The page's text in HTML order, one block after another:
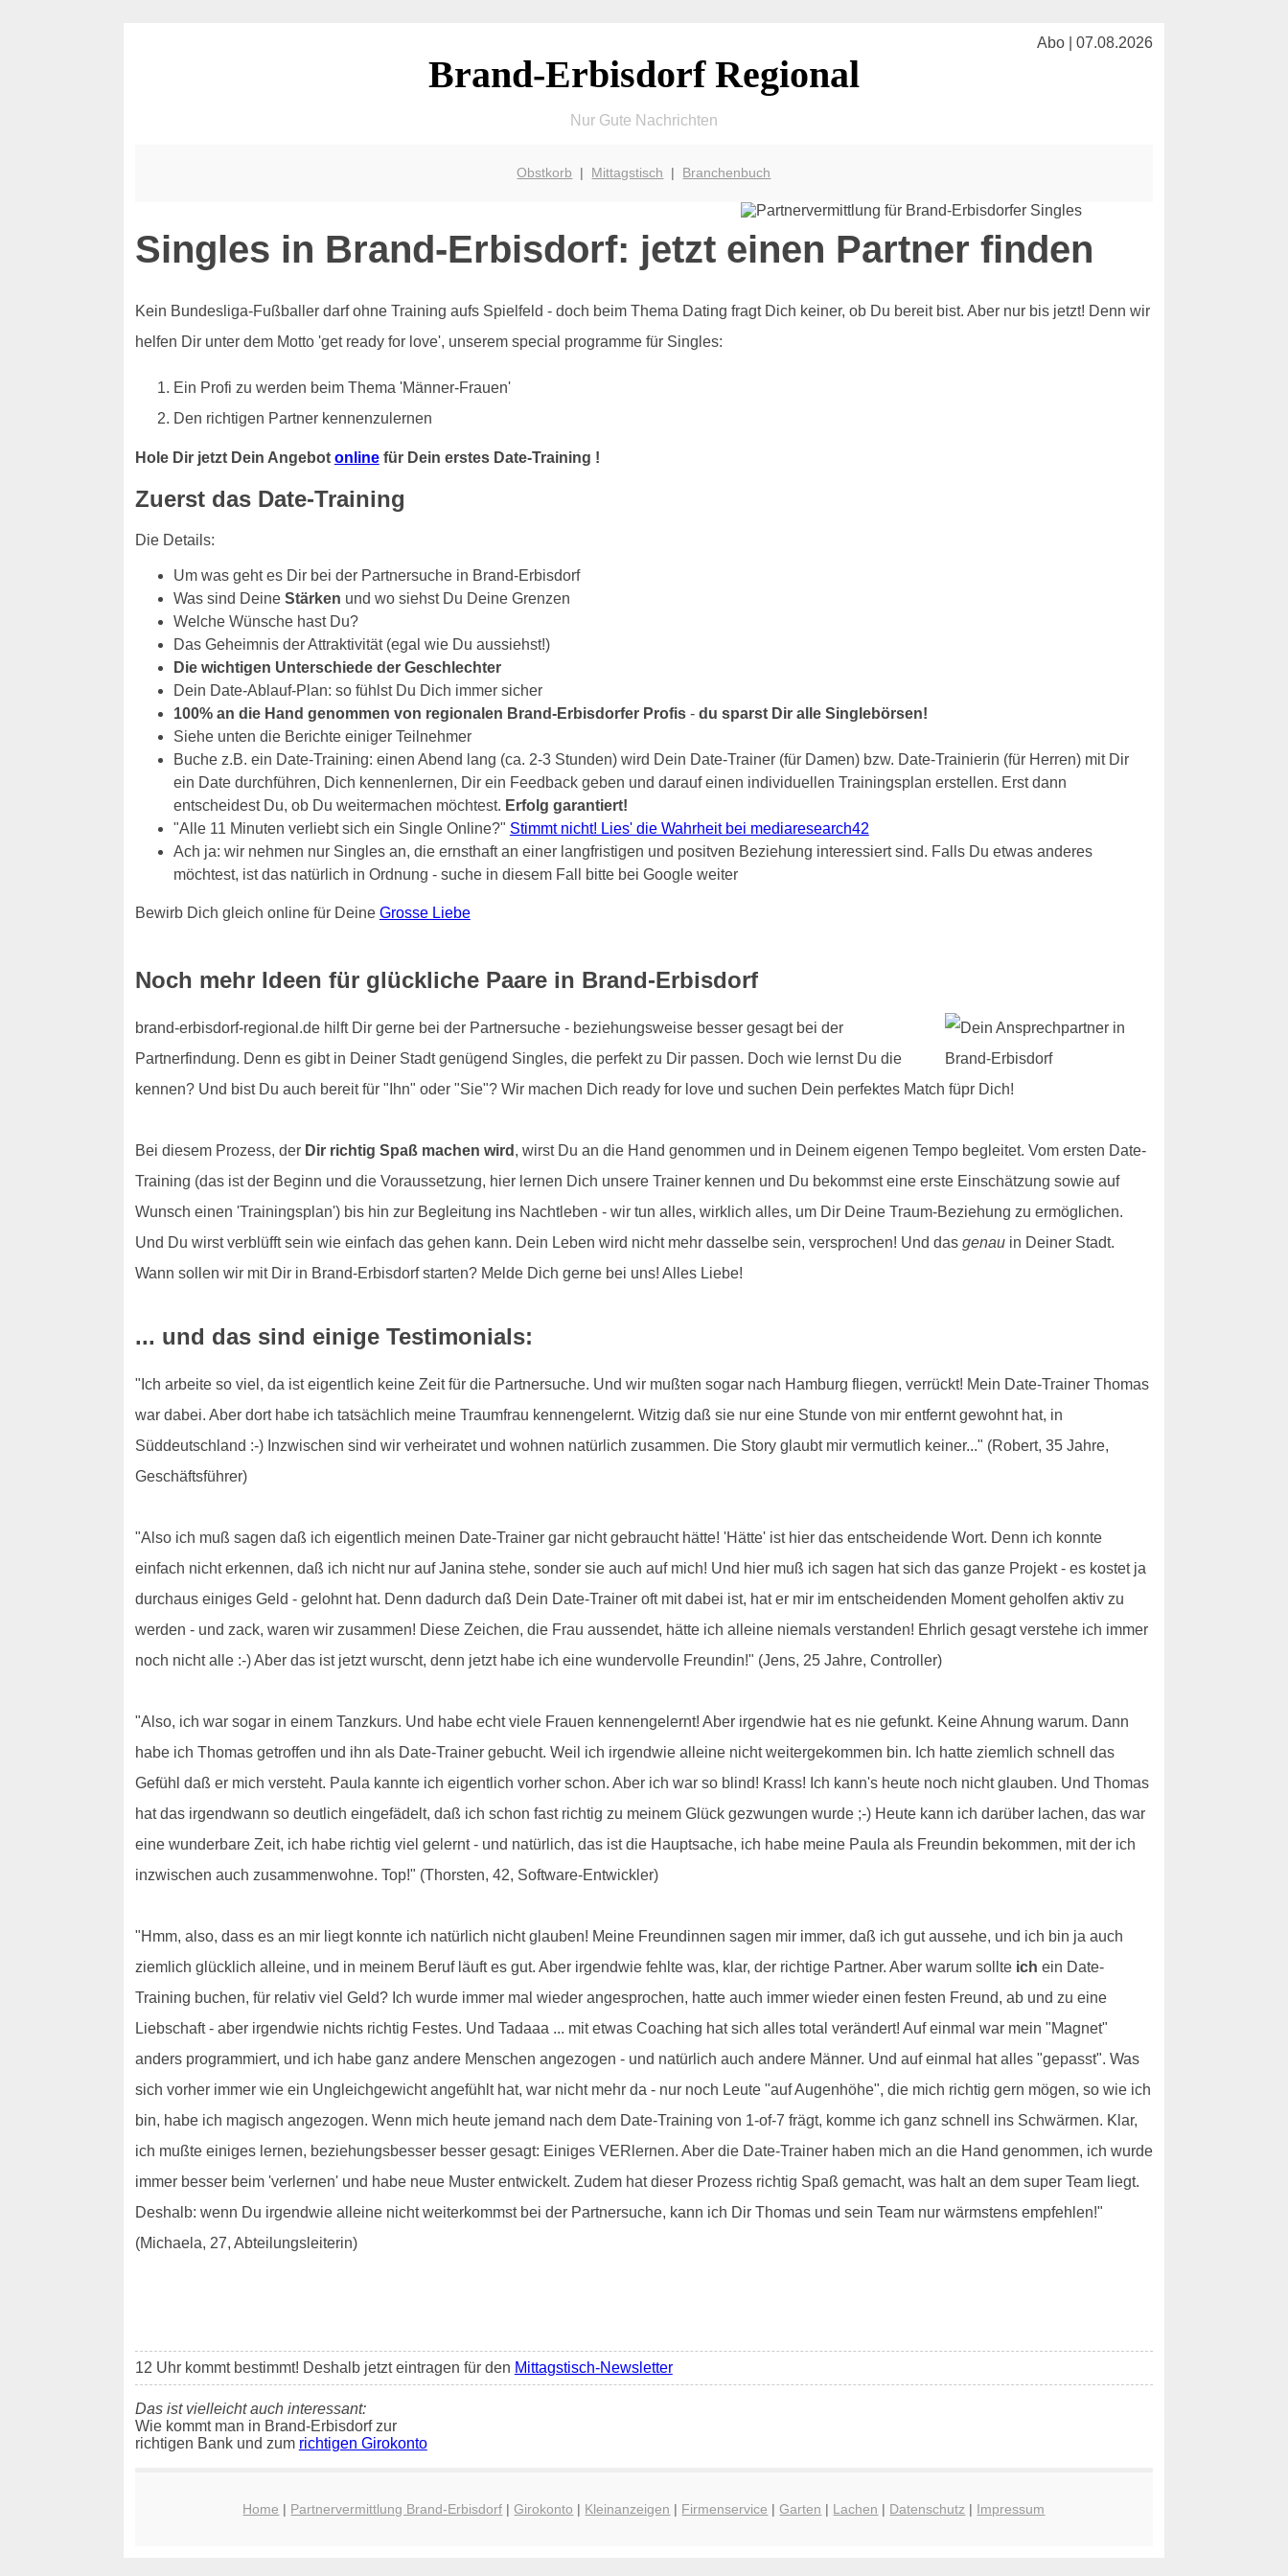
Abo | 07.08.2026
Brand-Erbisdorf Regional
Nur Gute Nachrichten
Obstkorb | Mittagstisch | Branchenbuch
Singles in Brand-Erbisdorf: jetzt einen Partner finden
Kein Bundesliga-Fußballer darf ohne Training aufs Spielfeld - doch beim Thema Dating fragt Dich keiner, ob Du bereit bist. Aber nur bis jetzt! Denn wir
helfen Dir unter dem Motto 'get ready for love', unserem special programme für Singles:
Ein Profi zu werden beim Thema 'Männer-Frauen'
Den richtigen Partner kennenzulernen
Hole Dir jetzt Dein Angebot onlinefür Dein erstes Date-Training !
Zuerst das Date-Training
Die Details:
Um was geht es Dir bei der Partnersuche in Brand-Erbisdorf
Was sind Deine Stärken und wo siehst Du Deine Grenzen
Welche Wünsche hast Du?
Das Geheimnis der Attraktivität (egal wie Du aussiehst!)
Die wichtigen Unterschiede der Geschlechter
Dein Date-Ablauf-Plan: so fühlst Du Dich immer sicher
100% an die Hand genommen von regionalen Brand-Erbisdorfer Profis- du sparst Dir alle Singlebörsen!
Siehe unten die Berichte einiger Teilnehmer
Buche z.B. ein Date-Training: einen Abend lang (ca. 2-3 Stunden) wird Dein Date-Trainer (für Damen) bzw. Date-Trainierin (für Herren) mit Dir
ein Date durchführen, Dich kennenlernen, Dir ein Feedback geben und darauf einen individuellen Trainingsplan erstellen. Erst dann
entscheidest Du, ob Du weitermachen möchtest. Erfolg garantiert!
"Alle 11 Minuten verliebt sich ein Single Online?" Stimmt nicht! Lies' die Wahrheit bei mediaresearch42
Ach ja: wir nehmen nur Singles an, die ernsthaft an einer langfristigen und positven Beziehung interessiert sind. Falls Du etwas anderes
möchtest, ist das natürlich in Ordnung - suche in diesem Fall bitte bei Google weiter
Bewirb Dich gleich online für Deine Grosse Liebe
Noch mehr Ideen für glückliche Paare in Brand-Erbisdorf
brand-erbisdorf-regional.de hilft Dir gerne bei der Partnersuche - beziehungsweise besser gesagt bei der
Partnerfindung. Denn es gibt in Deiner Stadt genügend Singles, die perfekt zu Dir passen. Doch wie lernst Du die
kennen? Und bist Du auch bereit für "Ihn" oder "Sie"? Wir machen Dich ready for love und suchen Dein perfektes Match füpr Dich!
Bei diesem Prozess, der Dir richtig Spaß machen wird , wirst Du an die Hand genommen und in Deinem eigenen Tempo begleitet. Vom ersten Date-
Training (das ist der Beginn und die Voraussetzung, hier lernen Dich unsere Trainer kennen und Du bekommst eine erste Einschätzung sowie auf
Wunsch einen 'Trainingsplan') bis hin zur Begleitung ins Nachtleben - wir tun alles, wirklich alles, um Dir Deine Traum-Beziehung zu ermöglichen.
Und Du wirst verblüfft sein wie einfach das gehen kann. Dein Leben wird nicht mehr dasselbe sein, versprochen! Und das genauin Deiner Stadt.
Wann sollen wir mit Dir in Brand-Erbisdorf starten? Melde Dich gerne bei uns! Alles Liebe!
... und das sind einige Testimonials:
"Ich arbeite so viel, da ist eigentlich keine Zeit für die Partnersuche. Und wir mußten sogar nach Hamburg fliegen, verrückt! Mein Date-Trainer Thomas
war dabei. Aber dort habe ich tatsächlich meine Traumfrau kennengelernt. Witzig daß sie nur eine Stunde von mir entfernt gewohnt hat, in
Süddeutschland :-) Inzwischen sind wir verheiratet und wohnen natürlich zusammen. Die Story glaubt mir vermutlich keiner..." (Robert, 35 Jahre,
Geschäftsführer)
"Also ich muß sagen daß ich eigentlich meinen Date-Trainer gar nicht gebraucht hätte! 'Hätte' ist hier das entscheidende Wort. Denn ich konnte
einfach nicht erkennen, daß ich nicht nur auf Janina stehe, sonder sie auch auf mich! Und hier muß ich sagen hat sich das ganze Projekt - es kostet ja
durchaus einiges Geld - gelohnt hat. Denn dadurch daß Dein Date-Trainer oft mit dabei ist, hat er mir im entscheidenden Moment geholfen aktiv zu
werden - und zack, waren wir zusammen! Diese Zeichen, die Frau aussendet, hätte ich alleine niemals verstanden! Ehrlich gesagt verstehe ich immer
noch nicht alle :-) Aber das ist jetzt wurscht, denn jetzt habe ich eine wundervolle Freundin!" (Jens, 25 Jahre, Controller)
"Also, ich war sogar in einem Tanzkurs. Und habe echt viele Frauen kennengelernt! Aber irgendwie hat es nie gefunkt. Keine Ahnung warum. Dann
habe ich Thomas getroffen und ihn als Date-Trainer gebucht. Weil ich irgendwie alleine nicht weitergekommen bin. Ich hatte ziemlich schnell das
Gefühl daß er mich versteht. Paula kannte ich eigentlich vorher schon. Aber ich war so blind! Krass! Ich kann's heute noch nicht glauben. Und Thomas
hat das irgendwann so deutlich eingefädelt, daß ich schon fast richtig zu meinem Glück gezwungen wurde ;-) Heute kann ich darüber lachen, das war
eine wunderbare Zeit, ich habe richtig viel gelernt - und natürlich, das ist die Hauptsache, ich habe meine Paula als Freundin bekommen, mit der ich
inzwischen auch zusammenwohne. Top!" (Thorsten, 42, Software-Entwickler)
"Hmm, also, dass es an mir liegt konnte ich natürlich nicht glauben! Meine Freundinnen sagen mir immer, daß ich gut aussehe, und ich bin ja auch
ziemlich glücklich alleine, und in meinem Beruf läuft es gut. Aber irgendwie fehlte was, klar, der richtige Partner. Aber warum sollte ich ein Date-
Training buchen, für relativ viel Geld? Ich wurde immer mal wieder angesprochen, hatte auch immer wieder einen festen Freund, ab und zu eine
Liebschaft - aber irgendwie nichts richtig Festes. Und Tadaaa ... mit etwas Coaching hat sich alles total verändert! Auf einmal war mein "Magnet"
anders programmiert, und ich habe ganz andere Menschen angezogen - und natürlich auch andere Männer. Und auf einmal hat alles "gepasst". Was
sich vorher immer wie ein Ungleichgewicht angefühlt hat, war nicht mehr da - nur noch Leute "auf Augenhöhe", die mich richtig gern mögen, so wie ich
bin, habe ich magisch angezogen. Wenn mich heute jemand nach dem Date-Training von 1-of-7 frägt, komme ich ganz schnell ins Schwärmen. Klar,
ich mußte einiges lernen, beziehungsbesser besser gesagt: Einiges VERlernen. Aber die Date-Trainer haben mich an die Hand genommen, ich wurde
immer besser beim 'verlernen' und habe neue Muster entwickelt. Zudem hat dieser Prozess richtig Spaß gemacht, was halt an dem super Team liegt.
Deshalb: wenn Du irgendwie alleine nicht weiterkommst bei der Partnersuche, kann ich Dir Thomas und sein Team nur wärmstens empfehlen!"
(Michaela, 27, Abteilungsleiterin)
12 Uhr kommt bestimmt! Deshalb jetzt eintragen für den Mittagstisch-Newsletter
Das ist vielleicht auch interessant:
Wie kommt man in Brand-Erbisdorf zur
richtigen Bank und zum richtigen Girokonto
Home | Partnervermittlung Brand-Erbisdorf |Girokonto | Kleinanzeigen | Firmenservice |Garten | Lachen | Datenschutz | Impressum